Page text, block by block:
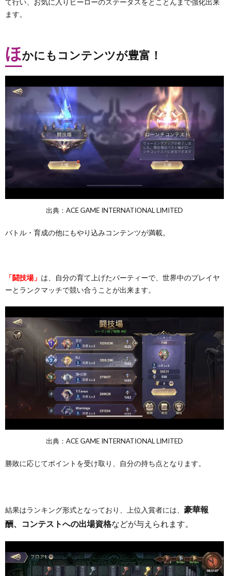
て行い、お気に入りヒーローのステータスをとことんまで強化出来
ます。
ほかにもコンテンツが豊富！
出典：ACE GAME INTERNATIONAL LIMITED
バトル・育成の他にもやり込みコンテンツが満載。
「闘技場」 は、自分の育て上げたパーティーで、世界中のプレイヤ
ーとランクマッチで競い合うことが出来ます。
出典：ACE GAME INTERNATIONAL LIMITED
勝敗に応じてポイントを受け取り、自分の持ち点となります。
結果はランキング形式となっており、上位入賞者には、 豪華報
酬、
コンテストへの出場資格などが与えられます。